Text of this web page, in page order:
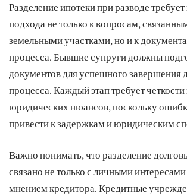
Разделение ипотеки при разводе
подхода не только к вопросам,
земельными участками, но и к
процесса. Бывшие супруги должны
документов для успешного завершения
процесса. Каждый этап требует
юридических нюансов, поскольку
привести к задержкам и юридическим
Важно понимать, что разделение
связано не только с личными
мнением кредитора. Кредитные